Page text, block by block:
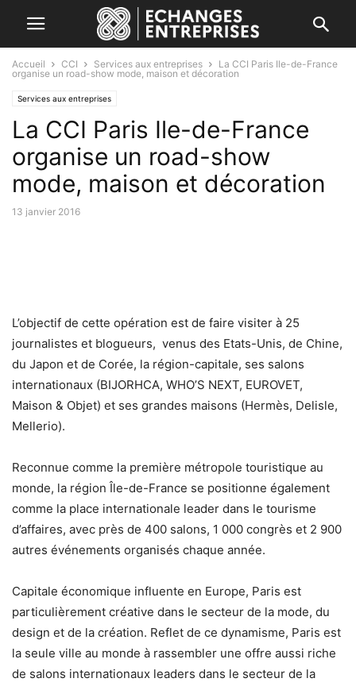
Accueil CCI Services aux entreprises
La CCI Paris Ile-de-France
organise un road-show mode, maison et décoration
Services aux entreprises
La CCI Paris Ile-de-France
organise un road-show
mode, maison et décoration
13 janvier 2016
L’objectif de cette opération est de faire visiter à 25
journalistes et blogueurs, venus des Etats-Unis, de Chine,
du Japon et de Corée, la région-capitale, ses salons
internationaux (BIJORHCA, WHO’S NEXT, EUROVET,
Maison & Objet) et ses grandes maisons (Hermès, Delisle,
Mellerio).
Reconnue comme la première métropole touristique au
monde, la région Île-de-France se positionne également
comme la place internationale leader dans le tourisme
d’affaires, avec près de 400 salons, 1 000 congrès et 2 900
autres événements organisés chaque année.
Capitale économique influente en Europe, Paris est
particulièrement créative dans le secteur de la mode, du
design et de la création. Reflet de ce dynamisme, Paris est
la seule ville au monde à rassembler une offre aussi riche
de salons internationaux leaders dans le secteur de la